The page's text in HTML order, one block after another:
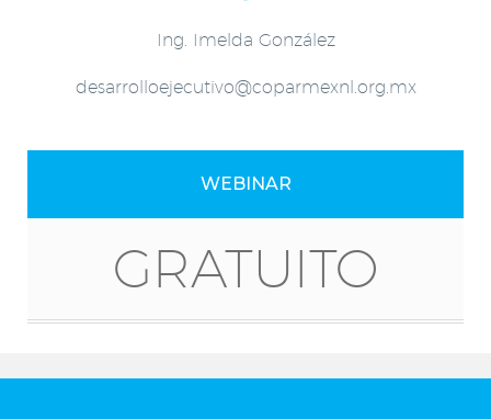
Ing. Imelda González
desarrolloejecutivo@coparmexnl.org.mx
WEBINAR
GRATUITO